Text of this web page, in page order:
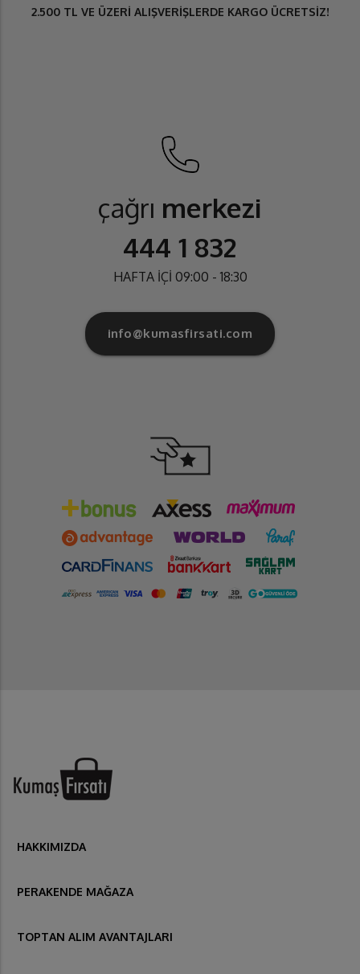
2.500 TL VE ÜZERİ ALIŞVERİŞLERDE KARGO ÜCRETSİZ!
çağrı merkezi
444 1 832
HAFTA İÇİ 09:00 - 18:30
info@kumasfirsati.com
HAKKIMIZDA
PERAKENDE MAĞAZA
TOPTAN ALIM AVANTAJLARI